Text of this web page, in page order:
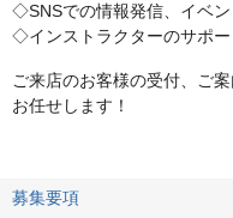
◇SNSでの情報発信、イベ
◇インストラクターのサポー
ご来店のお客様の受付、ご
お任せします！
募集要項